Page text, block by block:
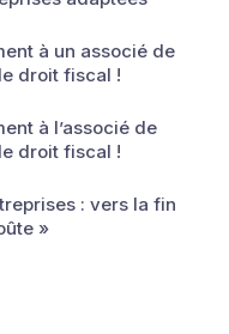
à un associé de
droit fiscal !
à l’associé de
droit fiscal !
: vers la fin
»